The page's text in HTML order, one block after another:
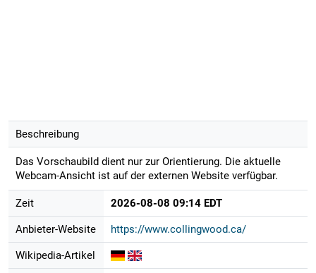
Beschreibung
Das Vorschaubild dient nur zur Orientierung. Die aktuelle
Webcam-Ansicht ist auf der externen Website verfügbar.
Zeit 2026-08-08 09:14 EDT
Anbieter-Website https://www.collingwood.ca/
Wikipedia-Artikel